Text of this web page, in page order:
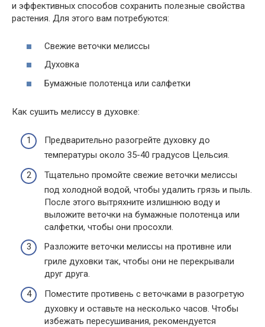
и эффективных способов сохранить полезные свойства
растения. Для этого вам потребуются:
Свежие веточки мелиссы
Духовка
Бумажные полотенца или салфетки
Как сушить мелиссу в духовке:
Предварительно разогрейте духовку до
температуры около 35-40 градусов Цельсия.
Тщательно промойте свежие веточки мелиссы
под холодной водой, чтобы удалить грязь и пыль.
После этого вытряхните излишнюю воду и
выложите веточки на бумажные полотенца или
салфетки, чтобы они просохли.
Разложите веточки мелиссы на противне или
гриле духовки так, чтобы они не перекрывали
друг друга.
Поместите противень с веточками в разогретую
духовку и оставьте на несколько часов. Чтобы
избежать пересушивания, рекомендуется